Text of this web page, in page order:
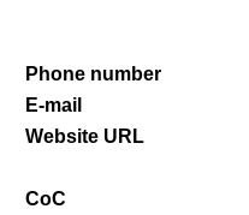
Phone number
E-mail
Website URL
CoC